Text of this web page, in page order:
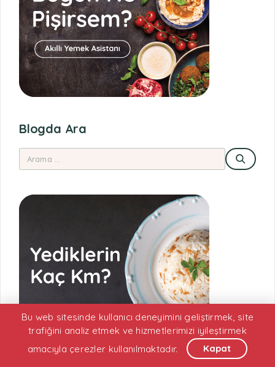
Bu web sitesinde kullanıcı deneyimini geliştirmek, site
trafiğini analiz etmek ve hizmetlerimizi iyileştirmek
amacıyla çerezler kullanılmaktadır.
Kapat
Blogda Ara